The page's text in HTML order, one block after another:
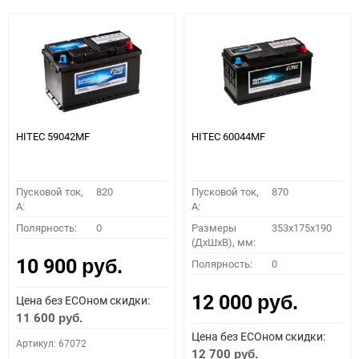
HITEC 59042MF
Пусковой ток,
A:
820
Полярность: 0
10 900 руб.
Цена без ECOном скидки:
11 600 руб.
Артикул: 67072
HITEC 60044MF
Пусковой ток,
A:
870
Размеры
(ДхШхВ), мм:
353x175x190
Полярность: 0
12 000 руб.
Цена без ECOном скидки:
12 700 руб.